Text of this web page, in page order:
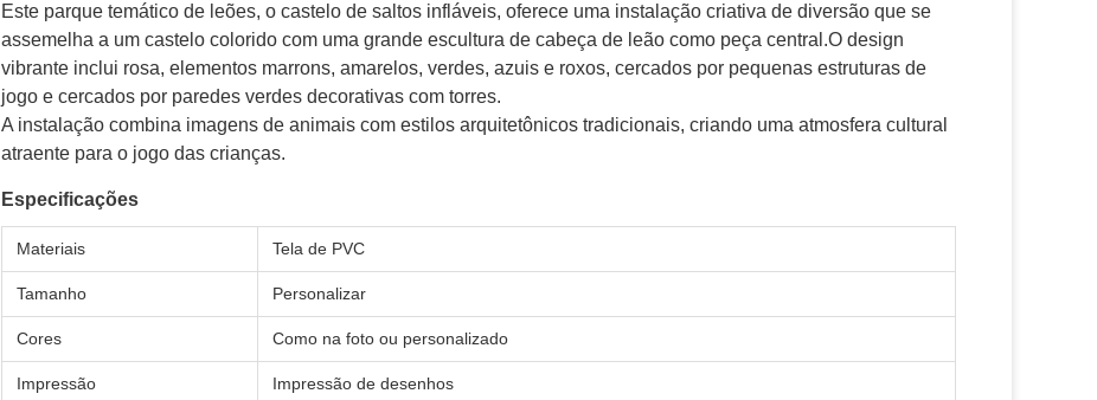
Este parque temático de leões, o castelo de saltos infláveis, oferece uma instalação criativa de diversão que se
assemelha a um castelo colorido com uma grande escultura de cabeça de leão como peça central.O design
vibrante inclui rosa, elementos marrons, amarelos, verdes, azuis e roxos, cercados por pequenas estruturas de
jogo e cercados por paredes verdes decorativas com torres.
A instalação combina imagens de animais com estilos arquitetônicos tradicionais, criando uma atmosfera cultural
atraente para o jogo das crianças.
Especificações
Materiais Tela de PVC
Tamanho Personalizar
Cores Como na foto ou personalizado
Impressão Impressão de desenhos